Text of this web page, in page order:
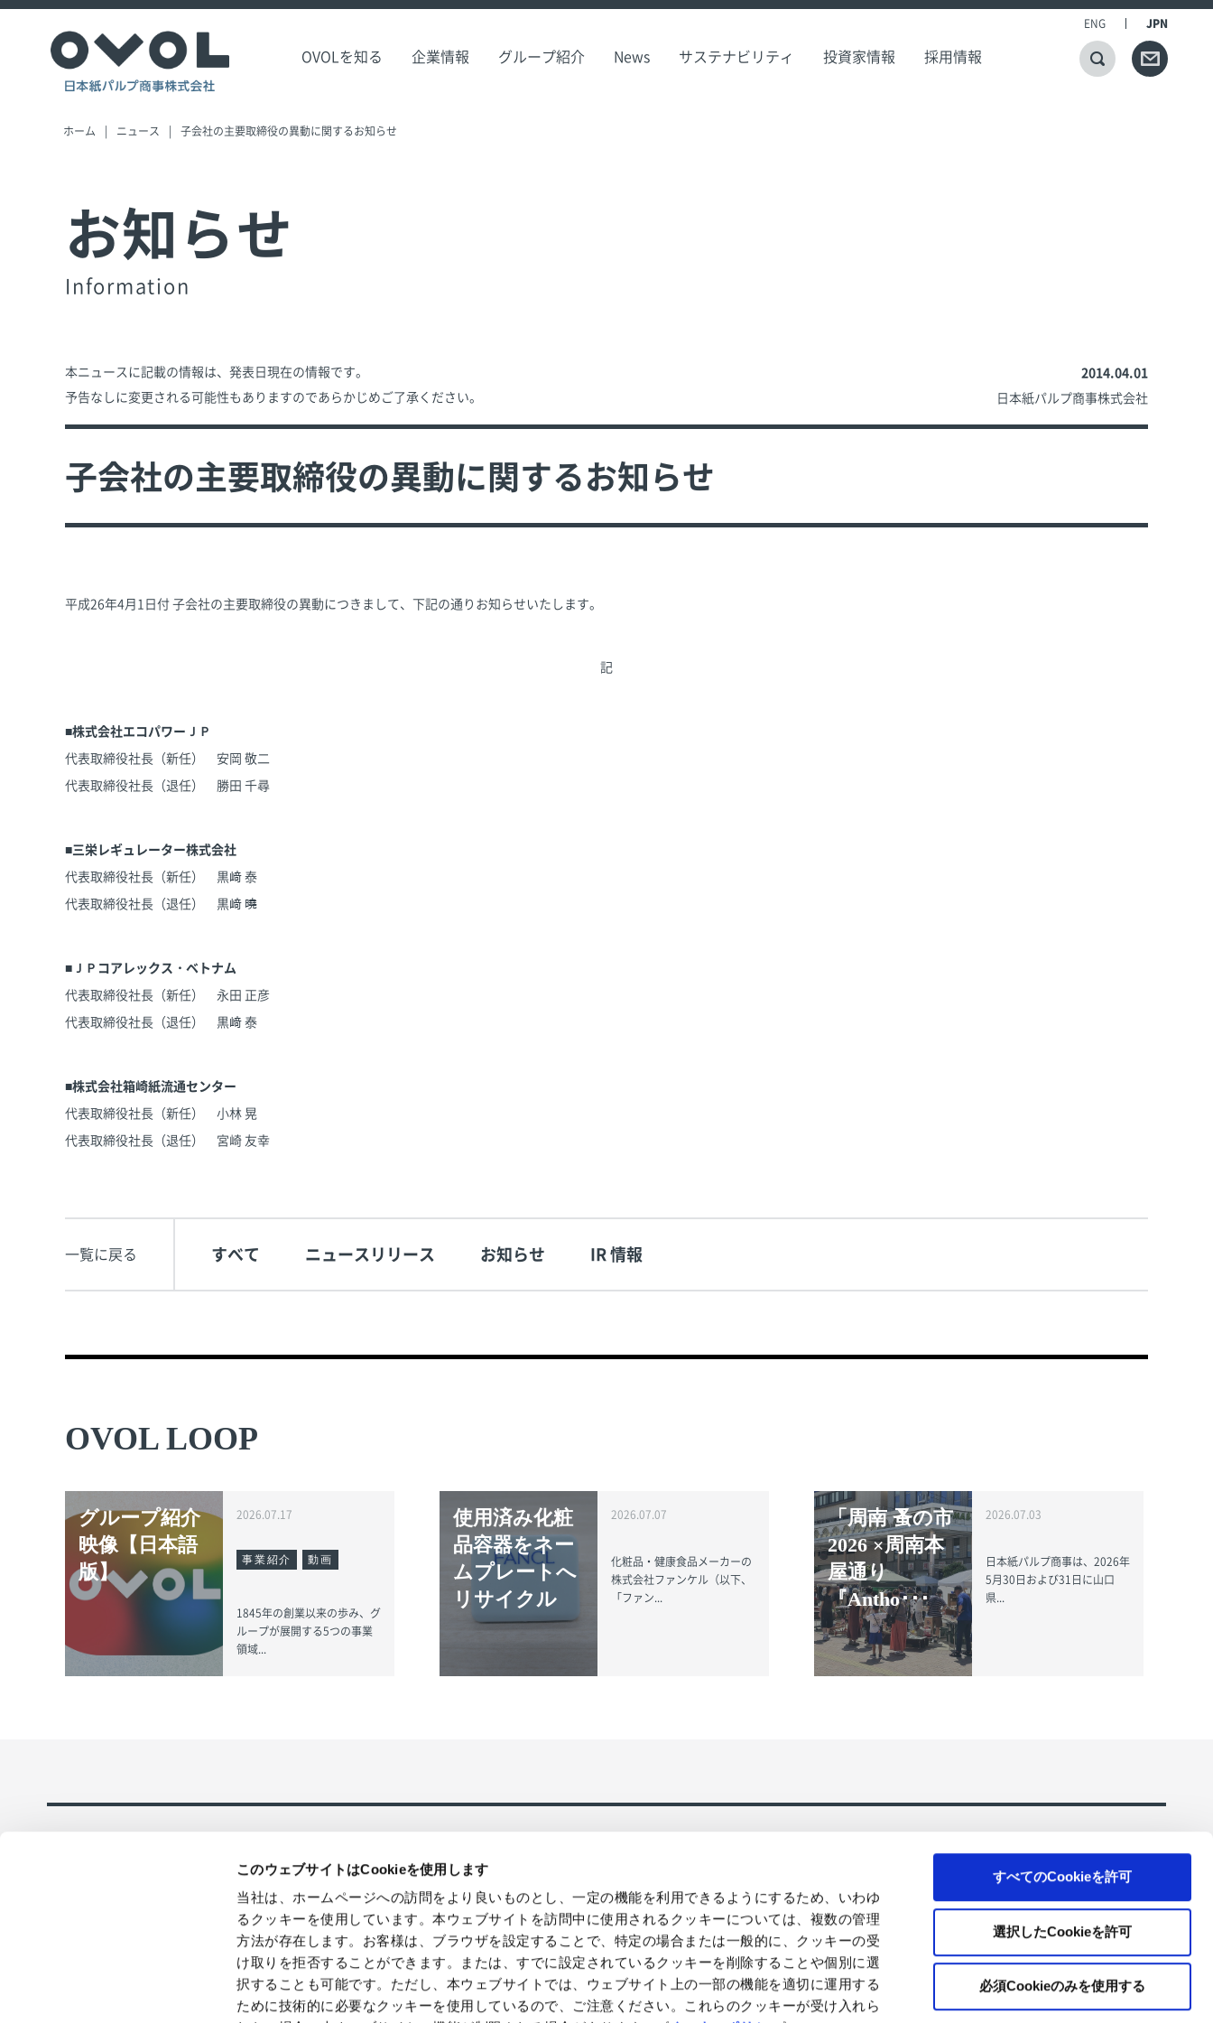
このウェブサイトはCookieを使用します
当社は、ホームページへの訪問をより良いものとし、一定の機能を利用できるようにするため、いわゆ
るクッキーを使用しています。本ウェブサイトを訪問中に使用されるクッキーについては、複数の管理
方法が存在します。お客様は、ブラウザを設定することで、特定の場合または一般的に、クッキーの受
け取りを拒否することができます。または、すでに設定されているクッキーを削除することや個別に選
択することも可能です。ただし、本ウェブサイトでは、ウェブサイト上の一部の機能を適切に運用する
ために技術的に必要なクッキーを使用しているので、ご注意ください。これらのクッキーが受け入れら
すべてのCookieを許可
選択したCookieを許可
必須Cookieのみを使用する
OVOLを知る 企業情報 グループ紹介 News サステナビリティ 投資家情報 採用情報
ENG JPN
ホーム ニュース 子会社の主要取締役の異動に関するお知らせ
お知らせ
Information
本ニュースに記載の情報は、発表日現在の情報です。
予告なしに変更される可能性もありますのであらかじめご了承ください。
2014.04.01
日本紙パルプ商事株式会社
子会社の主要取締役の異動に関するお知らせ
平成26年4月1日付 子会社の主要取締役の異動につきまして、下記の通りお知らせいたします。
記
■株式会社エコパワーＪＰ
代表取締役社長（新任） 安岡 敬二
代表取締役社長（退任） 勝田 千尋
■三栄レギュレーター株式会社
代表取締役社長（新任） 黒﨑 泰
代表取締役社長（退任） 黒﨑 曉
■ＪＰコアレックス・ベトナム
代表取締役社長（新任） 永田 正彦
代表取締役社長（退任） 黒﨑 泰
■株式会社箱崎紙流通センター
代表取締役社長（新任） 小林 晃
代表取締役社長（退任） 宮崎 友幸
一覧に戻る すべて ニュースリリース お知らせ IR 情報
OVOL LOOP
グループ紹介
映像【日本語
版】
2026.07.17
事業紹介 動画
1845年の創業以来の歩み、グ
ループが展開する5つの事業
領域...
使用済み化粧
品容器をネー
ムプレートへ
リサイクル
2026.07.07
化粧品・健康食品メーカーの
株式会社ファンケル（以下、
「ファン...
「周南 蚤の市
2026 ×周南本
屋通り
『Antho･･･
2026.07.03
日本紙パルプ商事は、2026年
5月30日および31日に山口
県...
在庫品即日全国発送、バルク/ロット販売・卸売対
応のECサイト
環境貢献型の製品などによるソリューションのご
提案やコンサルティングを提供
コアレックスの環境にやさしいトイレットペーパ
ー・ティシューを販売